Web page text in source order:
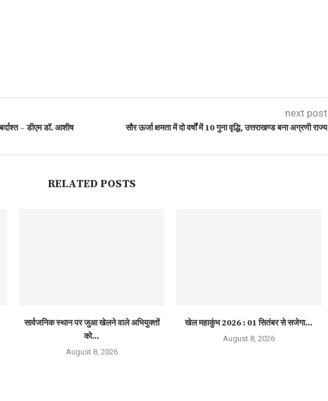
बर्दाश्त – डीएम डॉ. आशीष
next post
सौर ऊर्जा क्षमता में दो वर्षों में 10 गुना वृद्धि, उत्तराखण्ड बना अग्रणी राज्य
RELATED POSTS
सार्वजनिक स्थान पर जुआ खेलने वाले अभियुक्तों
को...
August 8, 2026
खेल महाकुंभ 2026 : 01 सितंबर से सजेगा...
August 8, 2026